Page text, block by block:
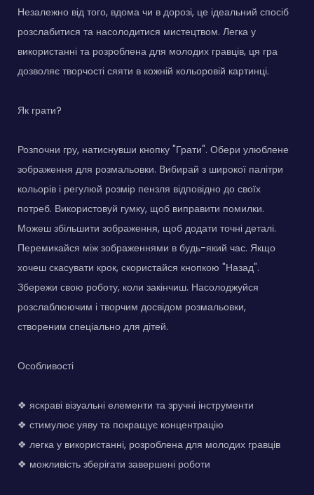
Незалежно від того, вдома чи в дорозі, це ідеальний спосіб
розслабитися та насолодитися мистецтвом. Легка у
використанні та розроблена для молодих гравців, ця гра
дозволяє творчості сяяти в кожній кольоровій картинці.
Як грати?
Розпочни гру, натиснувши кнопку "Грати". Обери улюблене
зображення для розмальовки. Вибирай з широкої палітри
кольорів і регулюй розмір пензля відповідно до своїх
потреб. Використовуй гумку, щоб виправити помилки.
Можеш збільшити зображення, щоб додати точні деталі.
Перемикайся між зображеннями в будь-який час. Якщо
хочеш скасувати крок, скористайся кнопкою "Назад".
Збережи свою роботу, коли закінчиш. Насолоджуйся
розслаблюючим і творчим досвідом розмальовки,
створеним спеціально для дітей.
Особливості
❖ яскраві візуальні елементи та зручні інструменти
❖ стимулює уяву та покращує концентрацію
❖ легка у використанні, розроблена для молодих гравців
❖ можливість зберігати завершені роботи